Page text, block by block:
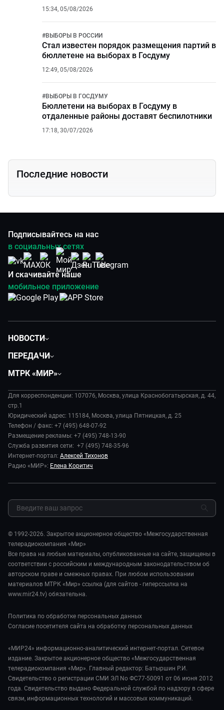
15:34, 05/08/2026
#ВЫБОРЫ В РОССИИ
Стал известен порядок размещения партий в
бюллетене на выборах в Госдуму
12:49, 05/08/2026
#ВЫБОРЫ В ГОСДУМУ
Бюллетени на выборах в Госдуму в
отдаленные районы доставят беспилотники
17:18, 30/07/2026
Последние новости
Подписывайтесь на нас
в социальных сетях
И скачивайте наше
мобильное приложение
НОВОСТИ
Экономика
Происшествия
В содружестве
В мире
Наука и технологии
Здоровье и медицина
Спорт
Шоу-бизнес
Стиль жизни
Сад и огород
ПЕРЕДАЧИ
Дела судебные
Диктор делает
Игра в кино
Игра в кино. Мультфильмы
Исторический детектив
Миллион за 5 минут
Мировое соглашение
Предварительный диагноз
Пять причин поехать в...
МТРК «МИР»
История
Руководство
Новости компании
Пресса о нас
Карьера
Реклама
Закупки и тендеры
Обратная связь
Для корреспонденции: 107076, Москва, улица Краснобогатырская, д. 44,
стр.1
Юридический адрес: 115184, Москва, улица Пятницкая, д. 25
Телефон / факс: +7 (495) 648-07-92
Размещение рекламы: +7 (495) 748-13-90
Служба развития сети: +7 (495) 748-35-96
Интернет-портал: Алексей Тихонов
Радио «МИР»: Елена Коритич
© 1992-2026. Закрытое акционерное общество «Межгосударственная
телерадиокомпания «Мир»
Все права на любые материалы, опубликованные на сайте, защищены в
соответствии с российским и международным законодательством об
авторском праве и смежных правах. При любом использовании
материалов МТРК «Мир» ссылка (для сайтов - гиперссылка на
www.mir24.tv) обязательна.
Политика по обработке персональных данных
Согласие посетителя сайта на обработку персональных данных
«МИР24» информационно-аналитический интернет-портал. Сетевое
издание. Закрытое акционерное общество «Межгосударственная
телерадиокомпания «Мир». Главный редактор: Батыршин Р.И.
Свидетельство о регистрации СМИ ЭЛ No ФС77-50091 от 06 июня 2012
года. Свидетельство выдано Федеральной службой по надзору в сфере
связи, информационных технологий и массовых коммуникаций.